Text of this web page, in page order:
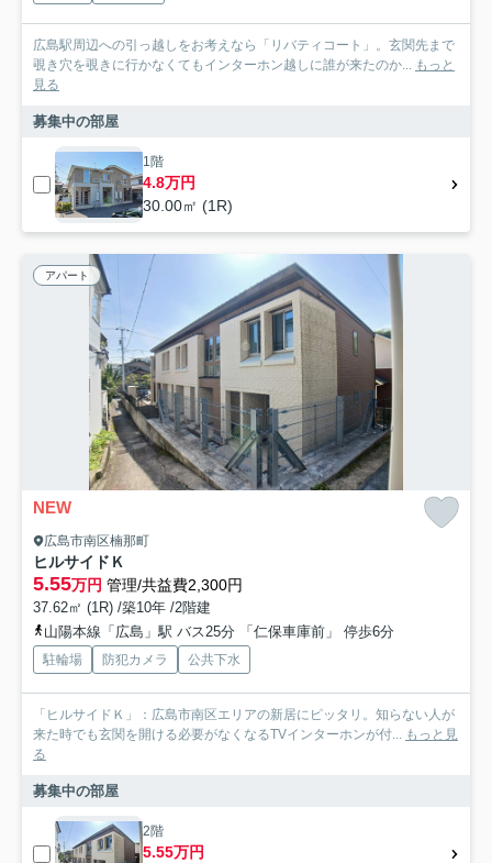
広島駅周辺への引っ越しをお考えなら「リバティコート」。玄関先まで
覗き穴を覗きに行かなくてもインターホン越しに誰が来たのか... もっと
見る
募集中の部屋
1階
4.8万円
30.00㎡ (1R)
アパート
NEW
広島市南区楠那町
ヒルサイドＫ
5.55万円 管理/共益費2,300円
37.62㎡ (1R) /築10年 /2階建
山陽本線「広島」駅 バス25分 「仁保車庫前」 停歩6分
駐輪場 防犯カメラ 公共下水
「ヒルサイドＫ」：広島市南区エリアの新居にピッタリ。知らない人が
来た時でも玄関を開ける必要がなくなるTVインターホンが付... もっと見
る
募集中の部屋
2階
5.55万円